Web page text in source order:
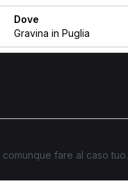
Dove
fare al caso tuo.